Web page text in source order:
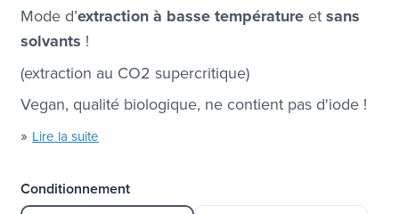
Mode d’extraction à basse température et sans
solvants !
(extraction au CO2 supercritique)
Vegan, qualité biologique, ne contient pas d'iode !
» Lire la suite
Conditionnement